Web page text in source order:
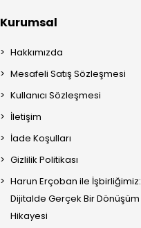
Kurumsal
Hakkımızda
Mesafeli Satış Sözleşmesi
Kullanıcı Sözleşmesi
İletişim
İade Koşulları
Gizlilik Politikası
Harun Erçoban ile İşbirliğimiz:
Dijitalde Gerçek Bir Dönüşüm
Hikayesi